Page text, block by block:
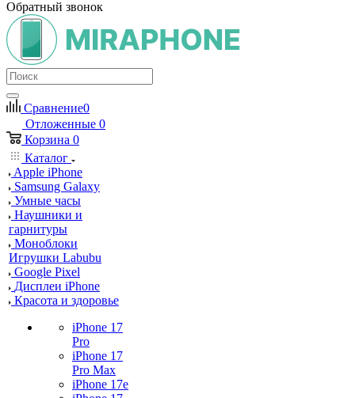
Обратный звонок
Сравнение0
Отложенные 0
Корзина 0
Каталог
Apple iPhone
Samsung Galaxy
Умные часы
Наушники и
гарнитуры
Моноблоки
Игрушки Labubu
Google Pixel
Дисплеи iPhone
Красота и здоровье
iPhone 17
Pro
iPhone 17
Pro Max
iPhone 17e